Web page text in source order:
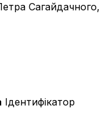
Сагайдачного,
Ідентифікатор